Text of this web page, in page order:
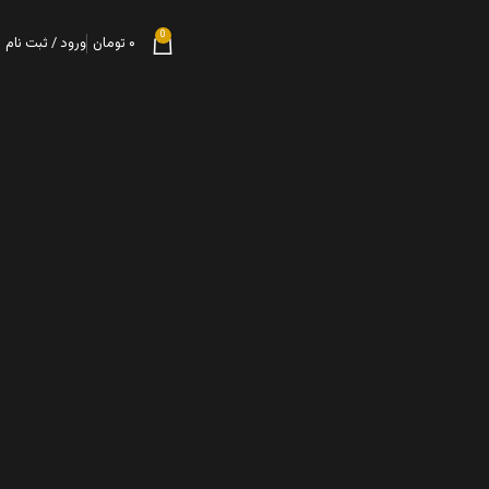
0 ۰ تومان ورود / ثبت نام